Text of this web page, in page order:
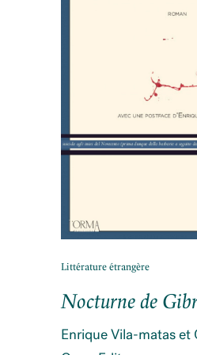
Littérature étrangère
Nocturne de
Enrique Vila-matas et